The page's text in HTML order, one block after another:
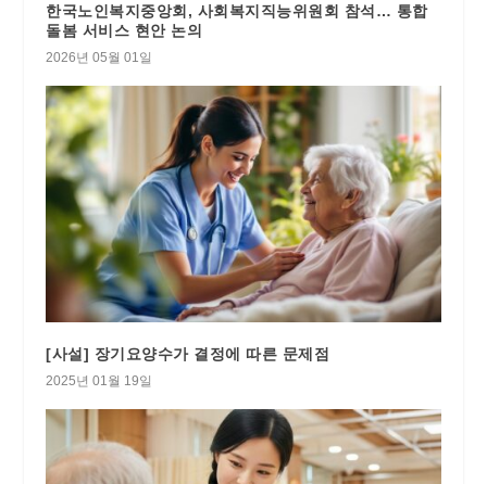
한국노인복지중앙회, 사회복지직능위원회 참석… 통합
돌봄 서비스 현안 논의
2026년 05월 01일
[사설] 장기요양수가 결정에 따른 문제점
2025년 01월 19일